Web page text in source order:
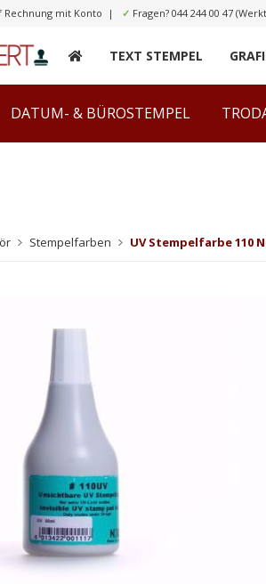
Rechnung mit Konto | ✓ Fragen? 044 244 00 47
TEXT STEMPEL
DATUM- & BÜROSTEMPEL
Stempelfarben UV Stempelfarbe 110